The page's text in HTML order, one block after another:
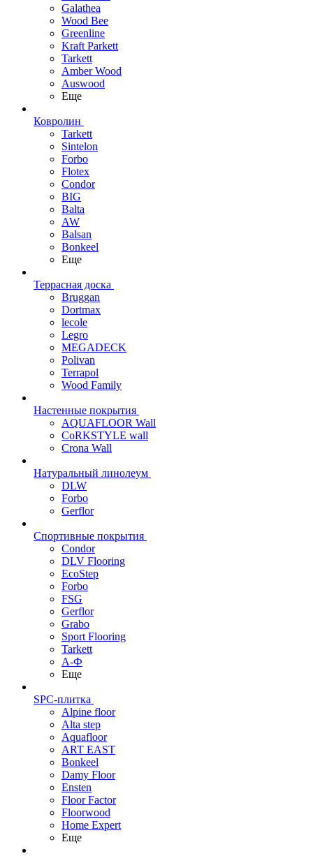
Galathea
Wood Bee
Greenline
Kraft Parkett
Tarkett
Amber Wood
Auswood
Еще
Ковролин
Tarkett
Sintelon
Forbo
Flotex
Condor
BIG
Balta
AW
Balsan
Bonkeel
Еще
Террасная доска
Bruggan
Dortmax
lecole
Legro
MEGADECK
Polivan
Terrapol
Wood Family
Настенные покрытия
AQUAFLOOR Wall
CoRKSTYLE wall
Crona Wall
Натуральный линолеум
DLW
Forbo
Gerflor
Спортивные покрытия
Condor
DLV Flooring
EcoStep
Forbo
FSG
Gerflor
Grabo
Sport Flooring
Tarkett
А-Ф
Еще
SPC-плитка
Alpine floor
Alta step
Aquafloor
ART EAST
Bonkeel
Damy Floor
Ensten
Floor Factor
Floorwood
Home Expert
Еще